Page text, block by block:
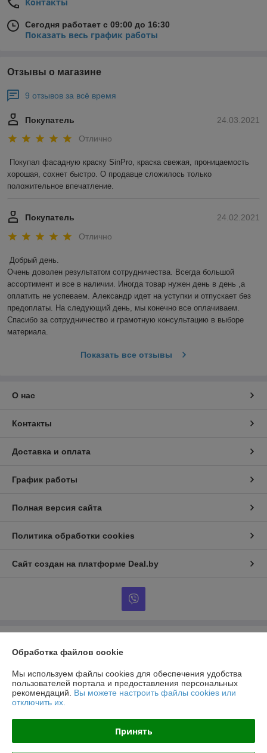
Сегодня работает с 09:00 до 16:30
Показать весь график работы
Отзывы о магазине
9 отзывов за всё время
24.03.2021
Покупатель
Отлично
Покупал фасадную краску SinPro, краска свежая, проницаемость
хорошая, сохнет быстро. О продавце сложилось только
положительное впечатление.
24.02.2021
Покупатель
Отлично
Добрый день.
Очень доволен результатом сотрудничества. Всегда большой
ассортимент и все в наличии. Иногда товар нужен день в день ,а
оплатить не успеваем. Александр идет на уступки и отпускает без
предоплаты. На следующий день, мы конечно все оплачиваем.
Спасибо за сотрудничество и грамотную консультацию в выборе
материала.
Показать все отзывы
О нас
Контакты
Доставка и оплата
График работы
Полная версия сайта
Политика обработки cookies
Сайт создан на платформе Deal.by
220024, г. Минск, ул. Стебенёва, д. 16, к.1, оф. 9, этаж 3
Регистрационный номер ЕГР: 193739077
Регистрационный орган: Минский райисполком
Обработка файлов cookie
Мы используем файлы cookies для обеспечения удобства
пользователей портала и предоставления персональных
рекомендаций. Вы можете настроить файлы cookies или
отключить их.
Принять